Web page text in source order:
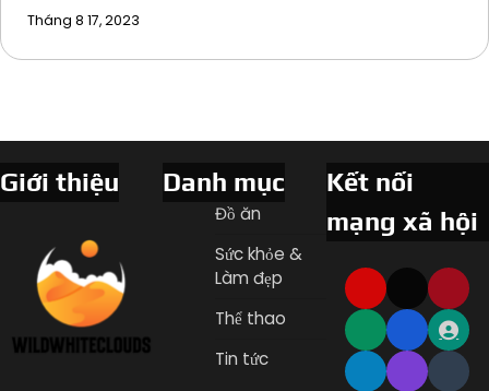
Tháng 8 17, 2023
Giới thiệu Danh mục
Đồ ăn
Sức khỏe &
Làm đẹp
Thể thao
Tin tức
Kết nối
mạng xã hội